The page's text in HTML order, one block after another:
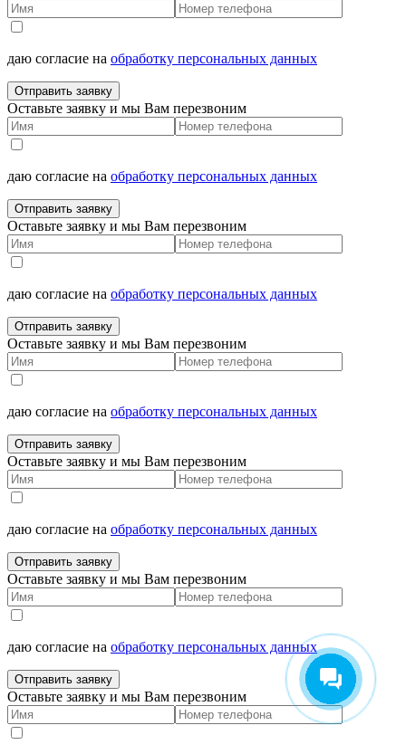
даю согласие на обработку персональных данных
Отправить заявку
Оставьте заявку и мы Вам перезвоним
даю согласие на обработку персональных данных
Отправить заявку
Оставьте заявку и мы Вам перезвоним
даю согласие на обработку персональных данных
Отправить заявку
Оставьте заявку и мы Вам перезвоним
даю согласие на обработку персональных данных
Отправить заявку
Оставьте заявку и мы Вам перезвоним
даю согласие на обработку персональных данных
Отправить заявку
Оставьте заявку и мы Вам перезвоним
даю согласие на обработку персональных данных
Отправить заявку
Оставьте заявку и мы Вам перезвоним